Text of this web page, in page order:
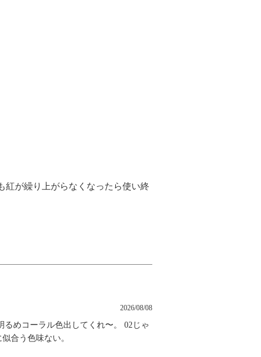
紅が繰り上がらなくなったら使い終
2026/08/08
めコーラル色出してくれ〜。 02じゃ
合う色味ない。